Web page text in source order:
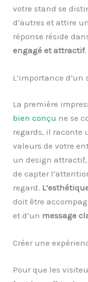
votre stand se
d’autres et attire
réponse réside
engagé et attractif.
L’importance
La première
bien conçu ne se
regards, il raconte
valeurs de votre
un design
de capter
regard.
doit être
et d’un message
Créer une
Pour que les